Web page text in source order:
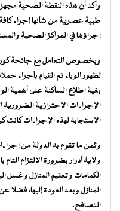
وأكد أن هذه النقطة الصحية
طبية عصرية من شأنها إجراء
إجراؤها في المراكز الصحية
وبخصوص التعامل مع جائحة
لظهور الوباء تم القيام بأجراء
بغية اطلاع الساكنة على أهمية
الإجراءات الاحترازية الضرورية
الاستجابة لهذه الإجراءات كانت
وثمن ما تقوم به الدولة من
ولاية آدرار بضرورة الالتزام
الكمامات وتعقيم المنازل وغسل
المنازل وبعد العودة إليها،
التصافح.